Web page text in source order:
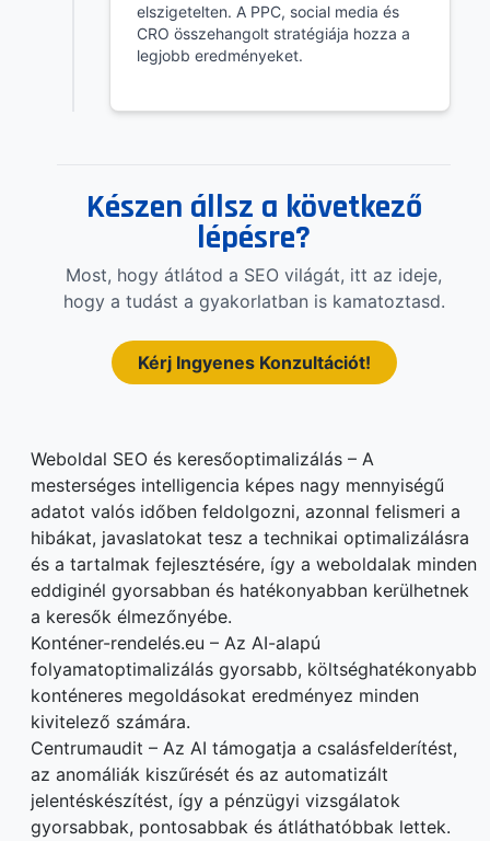
elszigetelten. A PPC, social media és
CRO összehangolt stratégiája hozza a
legjobb eredményeket.
Készen állsz a következő
lépésre?
Most, hogy átlátod a SEO világát, itt az ideje,
hogy a tudást a gyakorlatban is kamatoztasd.
Kérj Ingyenes Konzultációt!
Weboldal SEO és keresőoptimalizálás – A
mesterséges intelligencia képes nagy mennyiségű
adatot valós időben feldolgozni, azonnal felismeri a
hibákat, javaslatokat tesz a technikai optimalizálásra
és a tartalmak fejlesztésére, így a weboldalak minden
eddiginél gyorsabban és hatékonyabban kerülhetnek
a keresők élmezőnyébe.
Konténer-rendelés.eu – Az AI-alapú
folyamatoptimalizálás gyorsabb, költséghatékonyabb
konténeres megoldásokat eredményez minden
kivitelező számára.
Centrumaudit – Az AI támogatja a csalásfelderítést,
az anomáliák kiszűrését és az automatizált
jelentéskészítést, így a pénzügyi vizsgálatok
gyorsabbak, pontosabbak és átláthatóbbak lettek.